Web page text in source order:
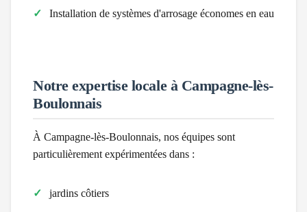
Installation de systèmes d'arrosage économes en eau
Notre expertise locale à Campagne-lès-
Boulonnais
À Campagne-lès-Boulonnais, nos équipes sont
particulièrement expérimentées dans :
jardins côtiers